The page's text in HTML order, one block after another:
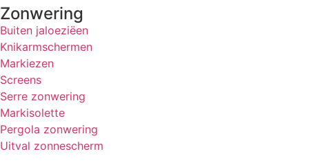
Zonwering
Buiten jaloeziëen
Knikarmschermen
Markiezen
Screens
Serre zonwering
Markisolette
Pergola zonwering
Uitval zonnescherm